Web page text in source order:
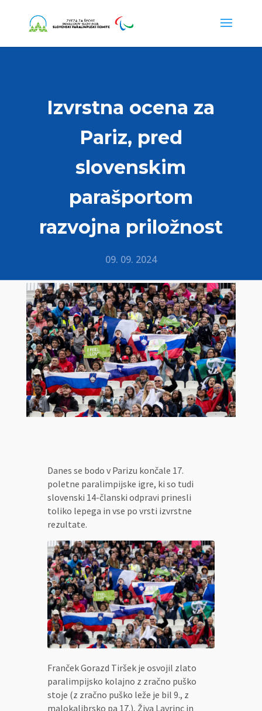
Izvrstna ocena za
Pariz, pred
slovenskim
parašportom
razvojna priložnost
09. 09. 2024
Danes se bodo v Parizu končale 17.
poletne paralimpijske igre, ki so tudi
slovenski 14-članski odpravi prinesli
toliko lepega in vse po vrsti izvrstne
rezultate.
Franček Gorazd Tiršek je osvojil zlato
paralimpijsko kolajno z zračno puško
stoje (z zračno puško leže je bil 9., z
malokalibrsko pa 17.), Živa Lavrinc in